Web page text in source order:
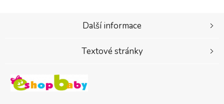
Další informace
Textové stránky